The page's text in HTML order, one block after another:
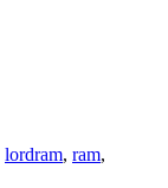
lordram, ram,